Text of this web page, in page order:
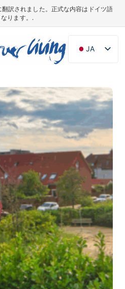
訳されました。正式な内容はドイツ語
ります。.
JA
DE
NL
ES
IT
DA
SV
FR
PT
TR
RU
FI
ZH